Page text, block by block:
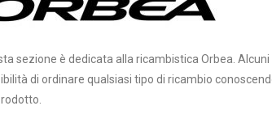
sezione è dedicata alla ricambistica Orbea.
di ordinare qualsiasi tipo di ricambio